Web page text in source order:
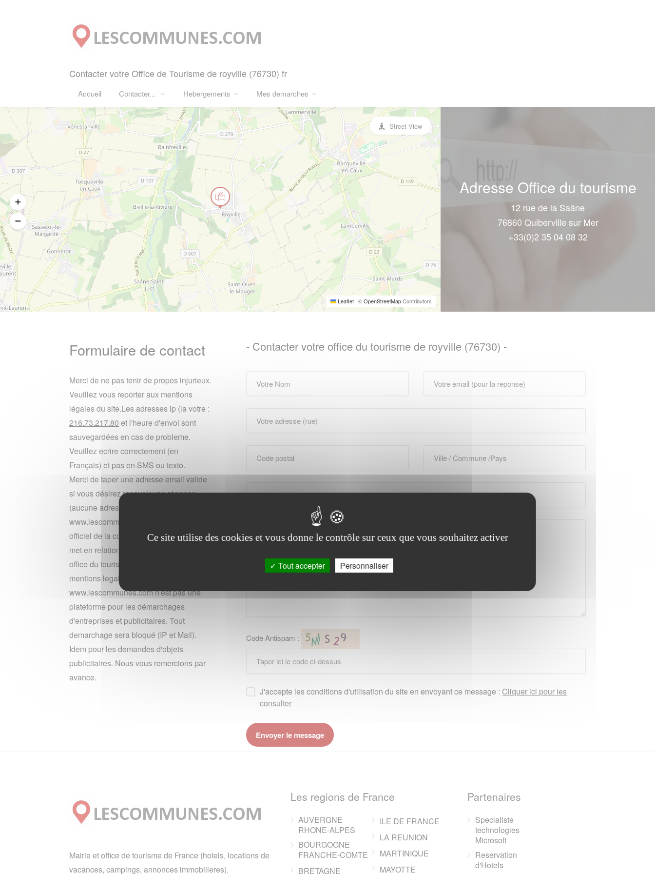
Contacter votre Office de Tourisme de royville (76730) fr
Accueil Contacter... Hebergements Mes demarches
Leaflet | ©OpenStreetMapContributors
Street View
Adresse Office du tourisme
12 rue de la Saâne
76860 Quiberville sur Mer
+33(0)2 35 04 08 32
Formulaire de contact
Merci de ne pas tenir de propos injurieux.
Veuillez vous reporter aux mentions
légales du site.Les adresses ip (la votre :
216.73.217.80 et l'heure d'envoi sont
sauvegardées en cas de probleme.
Veuillez ecrire correctement (en
Français) et pas en SMS ou texto.
Merci de taper une adresse email valide
si vous désirez recevoir une réponse
(aucune adresse n'est conservée).
www.lescommunes n'est pas le site
officiel de la commune royville. Il vous
met en relation gratuitement avec leur
office du tourisme. Merci de lire les
mentions legales du site en bas de page.
www.lescommunes.com n'est pas une
plateforme pour les démarchages
d'entreprises et publicitaires. Tout
demarchage sera bloqué (IP et Mail).
Idem pour les demandes d'objets
publicitaires. Nous vous remercions par
avance.
- Contacter votre office du tourisme de royville (76730) -
Code Antispam :
J'accepte les conditions d'utilisation du site en envoyant ce message : Cliquer ici pour les
consulter
Mairie et office de tourisme de France (hotels, locations de
vacances, campings, annonces immobilieres).
Les regions de France
AUVERGNE
RHONE-ALPES
BOURGOGNE
FRANCHE-COMTE
BRETAGNE
ILE DE FRANCE
LA REUNION
MARTINIQUE
MAYOTTE
Partenaires
Specialiste
technologies
Microsoft
Reservation
d'Hotels
Ce site utilise des cookies et vous donne le contrôle sur ceux que vous souhaitez activer
Tout accepter Personnaliser